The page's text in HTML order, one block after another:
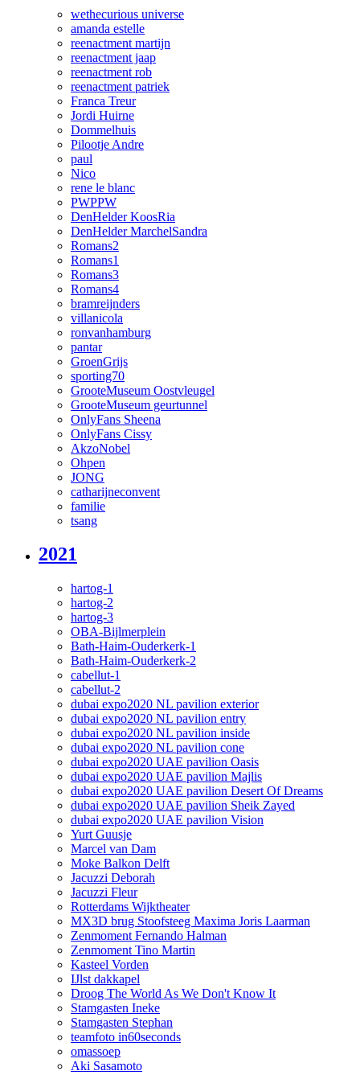
wethecurious universe
amanda estelle
reenactment martijn
reenactment jaap
reenactment rob
reenactment patriek
Franca Treur
Jordi Huirne
Dommelhuis
Pilootje Andre
paul
Nico
rene le blanc
PWPPW
DenHelder KoosRia
DenHelder MarchelSandra
Romans2
Romans1
Romans3
Romans4
bramreijnders
villanicola
ronvanhamburg
pantar
GroenGrijs
sporting70
GrooteMuseum Oostvleugel
GrooteMuseum geurtunnel
OnlyFans Sheena
OnlyFans Cissy
AkzoNobel
Ohpen
JONG
catharijneconvent
familie
tsang
2021
hartog-1
hartog-2
hartog-3
OBA-Bijlmerplein
Bath-Haim-Ouderkerk-1
Bath-Haim-Ouderkerk-2
cabellut-1
cabellut-2
dubai expo2020 NL pavilion exterior
dubai expo2020 NL pavilion entry
dubai expo2020 NL pavilion inside
dubai expo2020 NL pavilion cone
dubai expo2020 UAE pavilion Oasis
dubai expo2020 UAE pavilion Majlis
dubai expo2020 UAE pavilion Desert Of Dreams
dubai expo2020 UAE pavilion Sheik Zayed
dubai expo2020 UAE pavilion Vision
Yurt Guusje
Marcel van Dam
Moke Balkon Delft
Jacuzzi Deborah
Jacuzzi Fleur
Rotterdams Wijktheater
MX3D brug Stoofsteeg Maxima Joris Laarman
Zenmoment Fernando Halman
Zenmoment Tino Martin
Kasteel Vorden
IJlst dakkapel
Droog The World As We Don't Know It
Stamgasten Ineke
Stamgasten Stephan
teamfoto in60seconds
omassoep
Aki Sasamoto